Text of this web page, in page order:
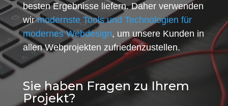
besten Ergebnisse liefern. Daher verwenden
wirmodernste Tools und Technologien für
modernes Webdesign, um unsere Kunden in
allen Webprojekten zufriedenzustellen.
Sie haben Fragen zu Ihrem
Projekt?